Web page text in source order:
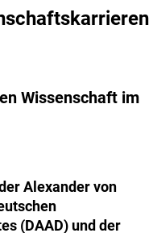
Wissenschaft im
Alexander von
(DAAD) und der